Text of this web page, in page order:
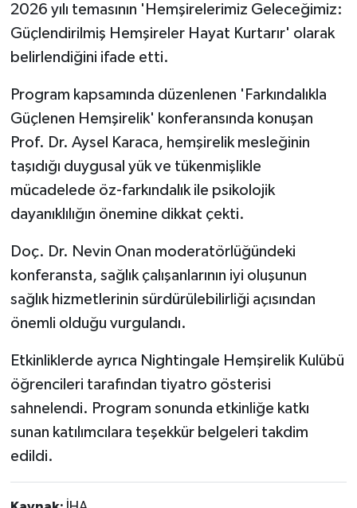
2026 yılı temasının 'Hemşirelerimiz Geleceğimiz:
Güçlendirilmiş Hemşireler Hayat Kurtarır' olarak
belirlendiğini ifade etti.
Program kapsamında düzenlenen 'Farkındalıkla
Güçlenen Hemşirelik' konferansında konuşan
Prof. Dr. Aysel Karaca, hemşirelik mesleğinin
taşıdığı duygusal yük ve tükenmişlikle
mücadelede öz-farkındalık ile psikolojik
dayanıklılığın önemine dikkat çekti.
Doç. Dr. Nevin Onan moderatörlüğündeki
konferansta, sağlık çalışanlarının iyi oluşunun
sağlık hizmetlerinin sürdürülebilirliği açısından
önemli olduğu vurgulandı.
Etkinliklerde ayrıca Nightingale Hemşirelik Kulübü
öğrencileri tarafından tiyatro gösterisi
sahnelendi. Program sonunda etkinliğe katkı
sunan katılımcılara teşekkür belgeleri takdim
edildi.